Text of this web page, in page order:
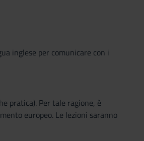
inglese per comunicare con i
pratica). Per tale ragione, è
europeo. Le lezioni saranno